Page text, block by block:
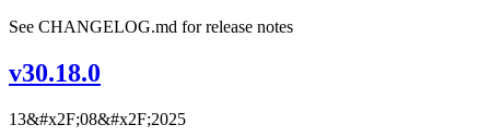
See CHANGELOG.md for release notes
v30.18.0
13&#x2F;08&#x2F;2025